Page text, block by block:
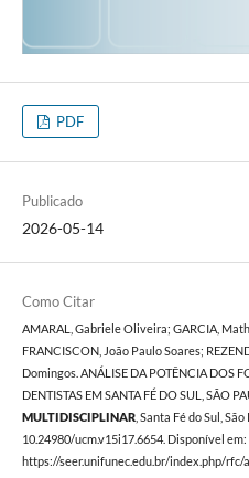
PDF
Publicado
2026-05-14
Como Citar
AMARAL, Gabriele Oliveira; GARCIA,
FRANCISCON, João Paulo Soares;
Domingos. ANÁLISE DA POTÊNCIA DOS
DENTISTAS EM SANTA FÉ DO SUL, SÃO
MULTIDISCIPLINAR, Santa Fé do Sul, São
10.24980/ucm.v15i17.6654. Disponível em:
https://seer.unifunec.edu.br/index.php/rfc/